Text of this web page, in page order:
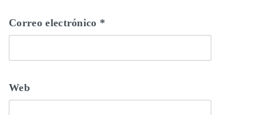
Correo electrónico *
Web